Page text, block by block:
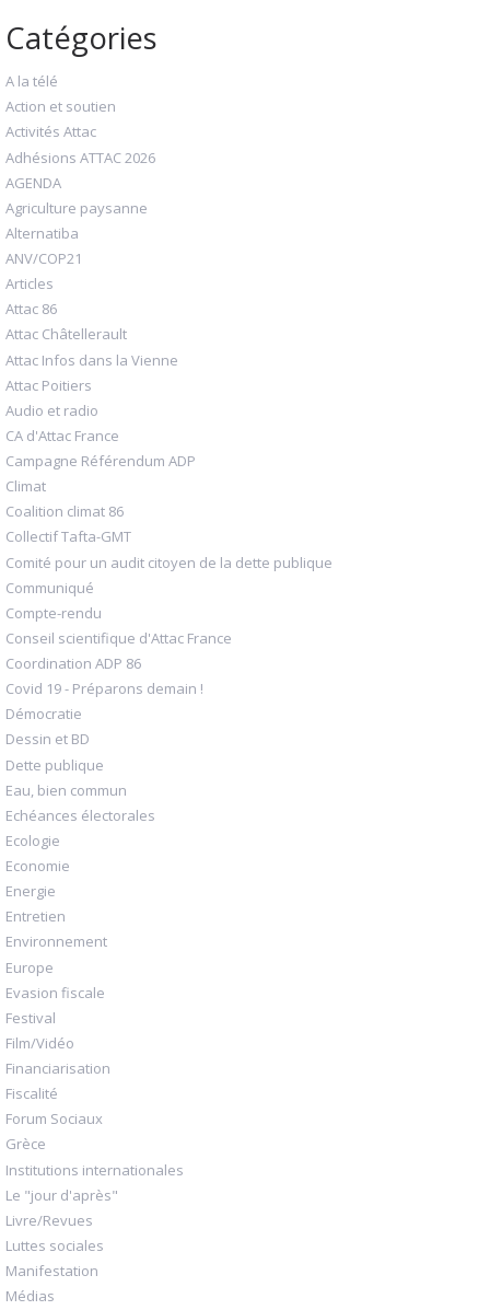
Catégories
A la télé
Action et soutien
Activités Attac
Adhésions ATTAC 2026
AGENDA
Agriculture paysanne
Alternatiba
ANV/COP21
Articles
Attac 86
Attac Châtellerault
Attac Infos dans la Vienne
Attac Poitiers
Audio et radio
CA d'Attac France
Campagne Référendum ADP
Climat
Coalition climat 86
Collectif Tafta-GMT
Comité pour un audit citoyen de la dette publique
Communiqué
Compte-rendu
Conseil scientifique d'Attac France
Coordination ADP 86
Covid 19 - Préparons demain !
Démocratie
Dessin et BD
Dette publique
Eau, bien commun
Echéances électorales
Ecologie
Economie
Energie
Entretien
Environnement
Europe
Evasion fiscale
Festival
Film/Vidéo
Financiarisation
Fiscalité
Forum Sociaux
Grèce
Institutions internationales
Le "jour d'après"
Livre/Revues
Luttes sociales
Manifestation
Médias